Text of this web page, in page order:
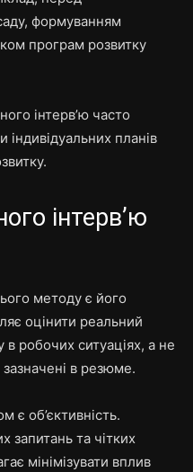
формуванням
програм розвитку
інтерв’ю часто
планів
інтерв’ю
методу є його
оцінити реальний
в робочих ситуаціях, а не
в резюме.
об’єктивність.
запитань та чітких
мінімізувати вплив